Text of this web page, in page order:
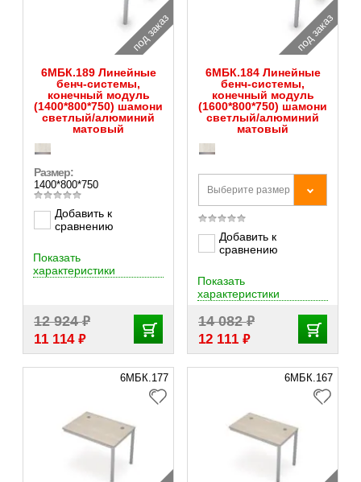
под заказ
6МБК.189 Линейные
бенч-системы,
конечный модуль
(1400*800*750) шамони
светлый/алюминий
матовый
Размер:
1400*800*750
Добавить к
сравнению
12 924₽
11 114 ₽
Показать
характеристики
под заказ
6МБК.184 Линейные
бенч-системы,
конечный модуль
(1600*800*750) шамони
светлый/алюминий
матовый
Выберите размер
Добавить к
сравнению
14 082₽
12 111 ₽
Показать
характеристики
6МБК.177 6МБК.167